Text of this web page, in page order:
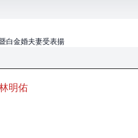
白金婚夫妻受表揚
明佑